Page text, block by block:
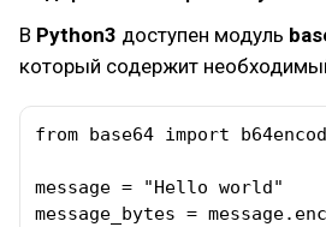
В Python3 доступен модуль
который содержит
from base64 import
message = "Hello world"
message_bytes =